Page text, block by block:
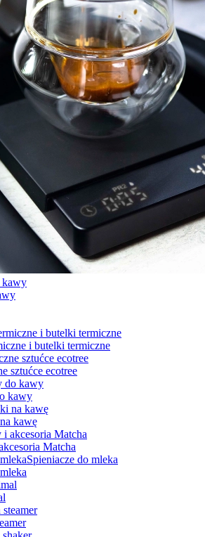
i butelki termiczne
sztućce ecotree
kawy
kawę
Matcha
Spieniacze do mleka